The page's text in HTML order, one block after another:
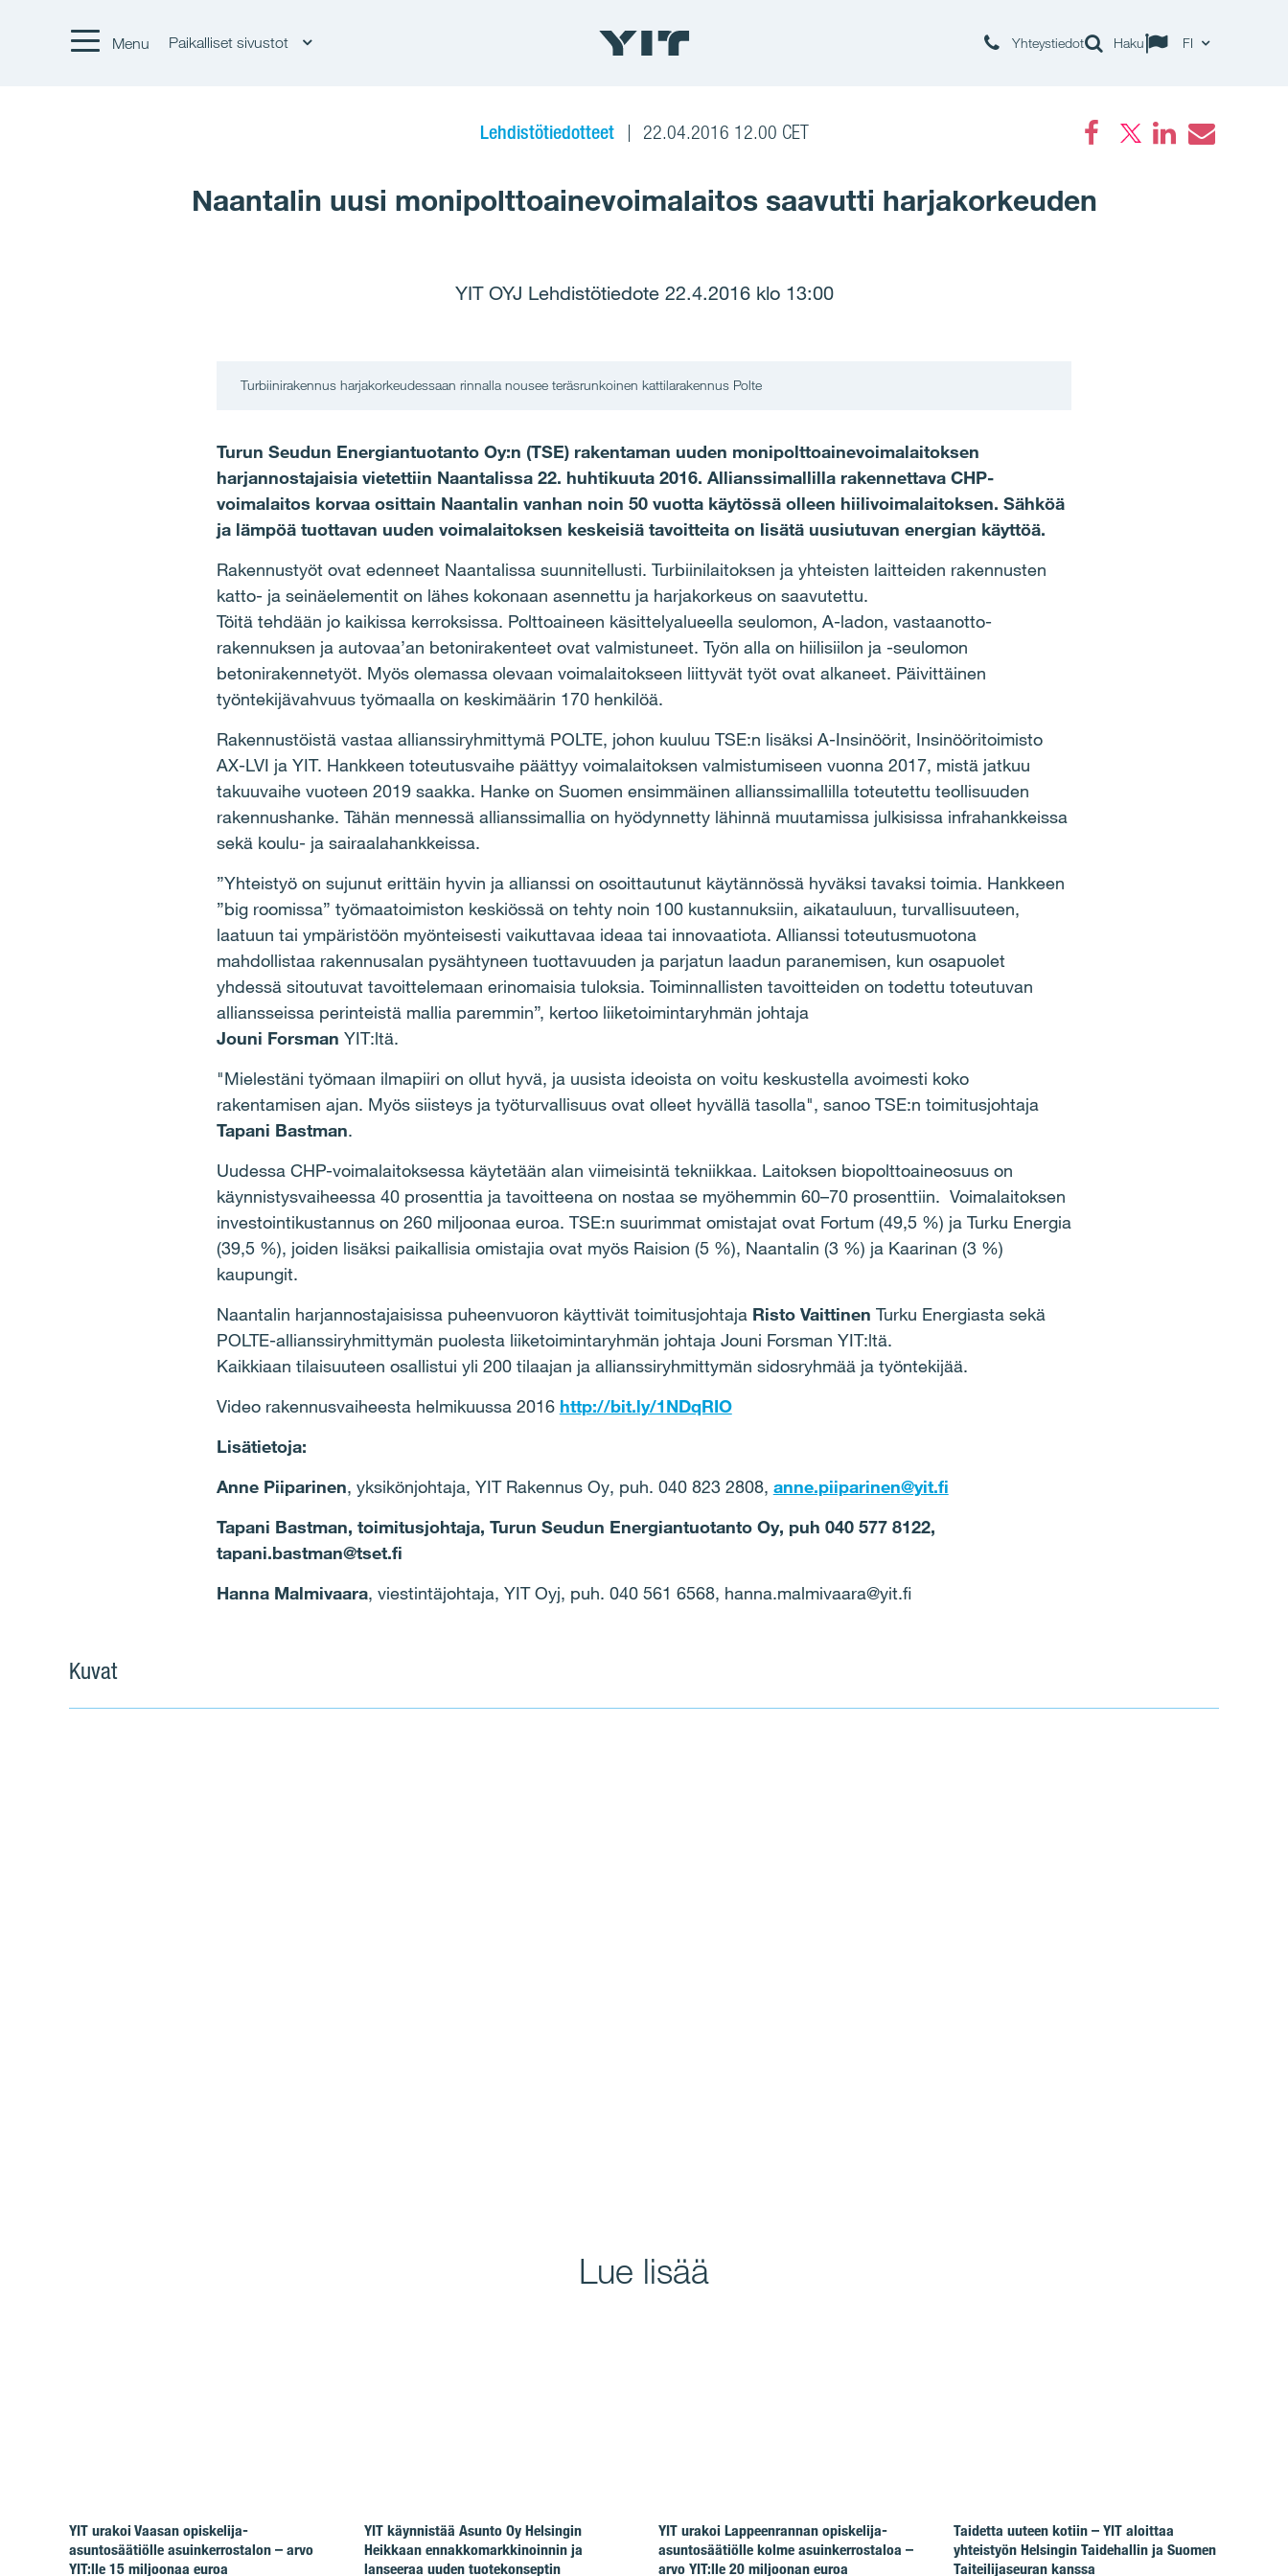
Menu Paikalliset sivustot Yhteystiedot Haku FI
Lehdistötiedotteet 22.04.2016 12.00 CET
Naantalin uusi monipolttoainevoimalaitos saavutti harjakorkeuden
YIT OYJ Lehdistötiedote 22.4.2016 klo 13:00
Turbiinirakennus harjakorkeudessaan rinnalla nousee teräsrunkoinen kattilarakennus Polte
Turun Seudun Energiantuotanto Oy:n (TSE) rakentaman uuden monipolttoainevoimalaitoksen
harjannostajaisia vietettiin Naantalissa 22. huhtikuuta 2016. Allianssimallilla rakennettava CHP-
voimalaitos korvaa osittain Naantalin vanhan noin 50 vuotta käytössä olleen hiilivoimalaitoksen. Sähköä
ja lämpöä tuottavan uuden voimalaitoksen keskeisiä tavoitteita on lisätä uusiutuvan energian käyttöä.
Rakennustyöt ovat edenneet Naantalissa suunnitellusti. Turbiinilaitoksen ja yhteisten laitteiden rakennusten
katto- ja seinäelementit on lähes kokonaan asennettu ja harjakorkeus on saavutettu.
Töitä tehdään jo kaikissa kerroksissa. Polttoaineen käsittelyalueella seulomon, A-ladon, vastaanotto-
rakennuksen ja autovaa’an betonirakenteet ovat valmistuneet. Työn alla on hiilisiilon ja -seulomon
betonirakennetyöt. Myös olemassa olevaan voimalaitokseen liittyvät työt ovat alkaneet. Päivittäinen
työntekijävahvuus työmaalla on keskimäärin 170 henkilöä.
Rakennustöistä vastaa allianssiryhmittymä POLTE, johon kuuluu TSE:n lisäksi A-Insinöörit, Insinööritoimisto
AX-LVI ja YIT. Hankkeen toteutusvaihe päättyy voimalaitoksen valmistumiseen vuonna 2017, mistä jatkuu
takuuvaihe vuoteen 2019 saakka. Hanke on Suomen ensimmäinen allianssimallilla toteutettu teollisuuden
rakennushanke. Tähän mennessä allianssimallia on hyödynnetty lähinnä muutamissa julkisissa infrahankkeissa
sekä koulu- ja sairaalahankkeissa.
”Yhteistyö on sujunut erittäin hyvin ja allianssi on osoittautunut käytännössä hyväksi tavaksi toimia. Hankkeen
”big roomissa” työmaatoimiston keskiössä on tehty noin 100 kustannuksiin, aikatauluun, turvallisuuteen,
laatuun tai ympäristöön myönteisesti vaikuttavaa ideaa tai innovaatiota. Allianssi toteutusmuotona
mahdollistaa rakennusalan pysähtyneen tuottavuuden ja parjatun laadun paranemisen, kun osapuolet
yhdessä sitoutuvat tavoittelemaan erinomaisia tuloksia. Toiminnallisten tavoitteiden on todettu toteutuvan
alliansseissa perinteistä mallia paremmin”, kertoo liiketoimintaryhmän johtaja
Jouni Forsman YIT:ltä.
"Mielestäni työmaan ilmapiiri on ollut hyvä, ja uusista ideoista on voitu keskustella avoimesti koko
rakentamisen ajan. Myös siisteys ja työturvallisuus ovat olleet hyvällä tasolla", sanoo TSE:n toimitusjohtaja
Tapani Bastman.
Uudessa CHP-voimalaitoksessa käytetään alan viimeisintä tekniikkaa. Laitoksen biopolttoaineosuus on
käynnistysvaiheessa 40 prosenttia ja tavoitteena on nostaa se myöhemmin 60–70 prosenttiin. Voimalaitoksen
investointikustannus on 260 miljoonaa euroa. TSE:n suurimmat omistajat ovat Fortum (49,5 %) ja Turku Energia
(39,5 %), joiden lisäksi paikallisia omistajia ovat myös Raision (5 %), Naantalin (3 %) ja Kaarinan (3 %)
kaupungit.
Naantalin harjannostajaisissa puheenvuoron käyttivät toimitusjohtaja Risto Vaittinen Turku Energiasta sekä
POLTE-allianssiryhmittymän puolesta liiketoimintaryhmän johtaja Jouni Forsman YIT:ltä.
Kaikkiaan tilaisuuteen osallistui yli 200 tilaajan ja allianssiryhmittymän sidosryhmää ja työntekijää.
Video rakennusvaiheesta helmikuussa 2016 http://bit.ly/1NDqRIO
Lisätietoja:
Anne Piiparinen, yksikönjohtaja, YIT Rakennus Oy, puh. 040 823 2808, anne.piiparinen@yit.fi
Tapani Bastman, toimitusjohtaja, Turun Seudun Energiantuotanto Oy, puh 040 577 8122,
tapani.bastman@tset.fi
Hanna Malmivaara, viestintäjohtaja, YIT Oyj, puh. 040 561 6568, hanna.malmivaara@yit.fi
Kuvat
Lue lisää
YIT urakoi Vaasan opiskelija-
asuntosäätiölle asuinkerrostalon – arvo
YIT:lle 15 miljoonaa euroa
YIT käynnistää Asunto Oy Helsingin
Heikkaan ennakkomarkkinoinnin ja
lanseeraa uuden tuotekonseptin
YIT urakoi Lappeenrannan opiskelija-
asuntosäätiölle kolme asuinkerrostaloa –
arvo YIT:lle 20 miljoonan euroa
Taidetta uuteen kotiin – YIT aloittaa
yhteistyön Helsingin Taidehallin ja Suomen
Taiteilijaseuran kanssa